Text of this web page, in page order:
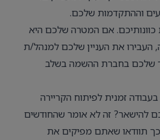
וההתקדמות שלכם.
כוונותיכם. אם המטרה שלכם היא
את העניין שלכם למנהל/ת
שלכם בחברת ההשמה בשלב
זמנית לפיתוח הקריירה
להישאר? זה לא אומר שהחודשים
תוודאו שאתם מפיקים את